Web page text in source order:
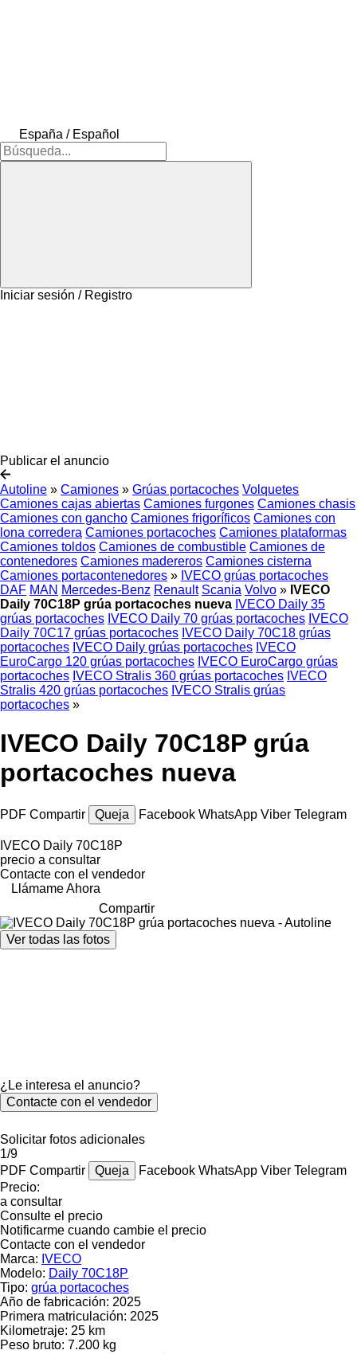
España / Español
Iniciar sesión / Registro
Publicar el anuncio
Autoline » Camiones » Grúas portacoches Volquetes
Camiones cajas abiertas Camiones furgones Camiones chasis
Camiones con gancho Camiones frigoríficos Camiones con
lona corredera Camiones portacoches Camiones plataformas
Camiones toldos Camiones de combustible Camiones de
contenedores Camiones madereros Camiones cisterna
Camiones portacontenedores » IVECO grúas portacoches
DAF MAN Mercedes-Benz Renault Scania Volvo » IVECO
Daily 70C18P grúa portacoches nueva IVECO Daily 35
grúas portacoches IVECO Daily 70 grúas portacoches IVECO
Daily 70C17 grúas portacoches IVECO Daily 70C18 grúas
portacoches IVECO Daily grúas portacoches IVECO
EuroCargo 120 grúas portacoches IVECO EuroCargo grúas
portacoches IVECO Stralis 360 grúas portacoches IVECO
Stralis 420 grúas portacoches IVECO Stralis grúas
portacoches »
IVECO Daily 70C18P grúa
portacoches nueva
PDF Compartir Queja Facebook WhatsApp Viber Telegram
IVECO Daily 70C18P
precio a consultar
Contacte con el vendedor
Llámame Ahora
Compartir
Ver todas las fotos
¿Le interesa el anuncio?
Contacte con el vendedor
Solicitar fotos adicionales
1/9
PDF Compartir Queja Facebook WhatsApp Viber Telegram
Precio:
a consultar
Consulte el precio
Notificarme cuando cambie el precio
Contacte con el vendedor
Marca: IVECO
Modelo: Daily 70C18P
Tipo: grúa portacoches
Año de fabricación: 2025
Primera matriculación: 2025
Kilometraje: 25 km
Peso bruto: 7.200 kg